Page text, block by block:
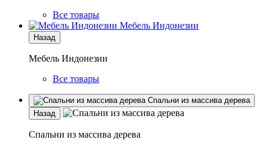
Все товары
Мебель Индонезии
Назад
Мебель Индонезии
Все товары
Спальни из массива дерева
Назад
Спальни из массива дерева